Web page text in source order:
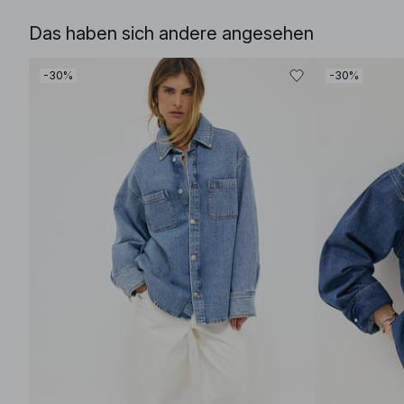
Das haben sich andere angesehen
-30% -30%